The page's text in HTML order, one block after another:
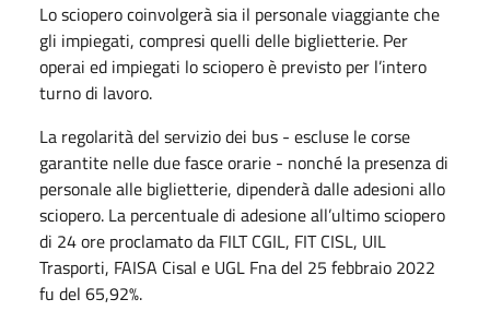
Lo sciopero coinvolgerà sia il personale viaggiante che
gli impiegati, compresi quelli delle biglietterie. Per
operai ed impiegati lo sciopero è previsto per l’intero
turno di lavoro.
La regolarità del servizio dei bus - escluse le corse
garantite nelle due fasce orarie - nonché la presenza di
personale alle biglietterie, dipenderà dalle adesioni allo
sciopero. La percentuale di adesione all’ultimo sciopero
di 24 ore proclamato da FILT CGIL, FIT CISL, UIL
Trasporti, FAISA Cisal e UGL Fna del 25 febbraio 2022
fu del 65,92%.